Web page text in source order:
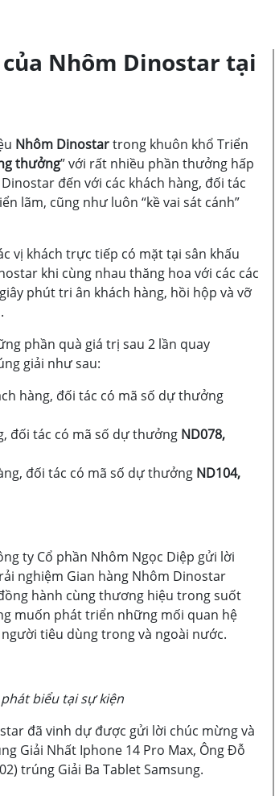
Nhôm Dinostar tại
Nhôm Dinostartrong khuôn khổ Triển
thưởng” với rất nhiều phần thưởng hấp
đến với các khách hàng, đối tác
lãm, cũng như luôn “kề vai sát cánh”
vị khách trực tiếp có mặt tại sân khấu
khi cùng nhau thăng hoa với các các
phút tri ân khách hàng, hồi hộp và vỡ
phần quà giá trị sau 2 lần quay
giải như sau:
hàng, đối tác có mã số dự thưởng
đối tác có mã số dự thưởng ND078,
đối tác có mã số dự thưởng ND104,
ty Cổ phần Nhôm Ngọc Diệp gửi lời
nghiệm Gian hàng Nhôm Dinostar
hành cùng thương hiệu trong suốt
muốn phát triển những mối quan hệ
tiêu dùng trong và ngoài nước.
biểu tại sự kiện
đã vinh dự được gửi lời chúc mừng và
Giải Nhất Iphone 14 Pro Max, Ông Đỗ
trúng Giải Ba Tablet Samsung.